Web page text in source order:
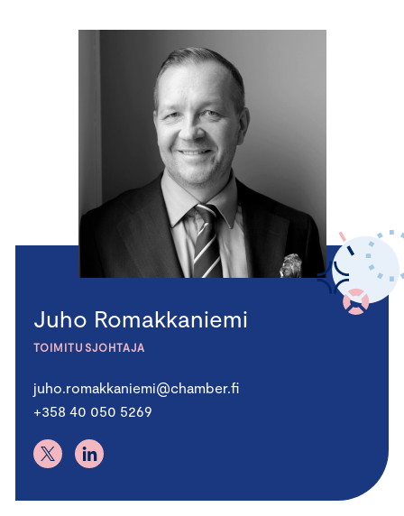
Juho Romakkaniemi
TOIMITUSJOHTAJA
juho.romakkaniemi@chamber.fi
+358 40 050 5269